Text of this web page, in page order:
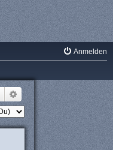
Anmelden
Suche Erweiterte Suche